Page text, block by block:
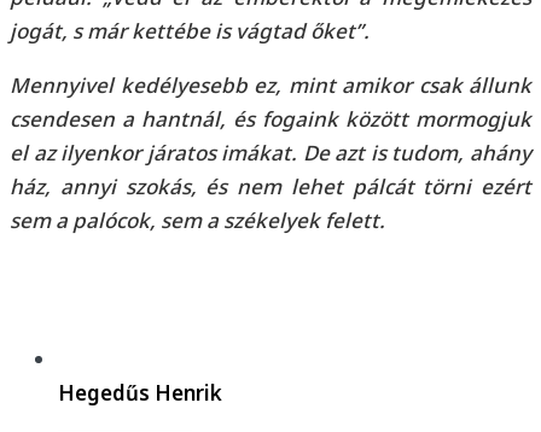
jogát, s már kettébe is vágtad őket”.
Mennyivel kedélyesebb ez, mint amikor csak állunk
csendesen a hantnál, és fogaink között mormogjuk
el az ilyenkor járatos imákat. De azt is tudom, ahány
ház, annyi szokás, és nem lehet pálcát törni ezért
sem a palócok, sem a székelyek felett.
Hegedűs Henrik